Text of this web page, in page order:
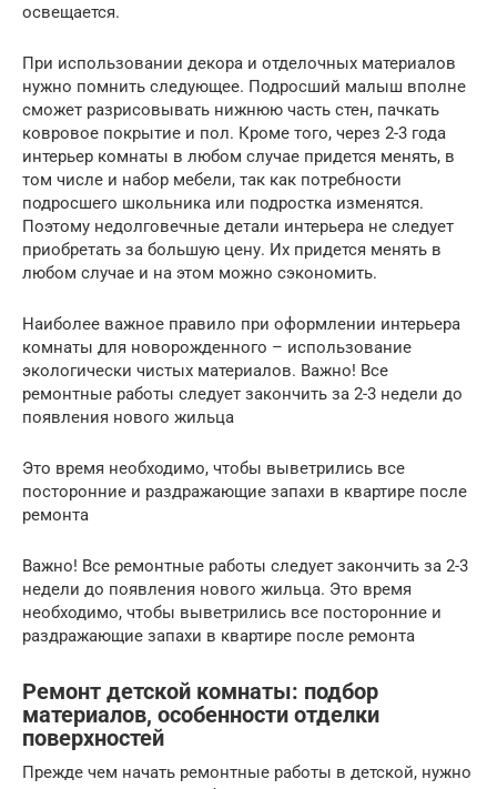
освещается.
При использовании декора и отделочных материалов
нужно помнить следующее. Подросший малыш вполне
сможет разрисовывать нижнюю часть стен, пачкать
ковровое покрытие и пол. Кроме того, через 2-3 года
интерьер комнаты в любом случае придется менять, в
том числе и набор мебели, так как потребности
подросшего школьника или подростка изменятся.
Поэтому недолговечные детали интерьера не следует
приобретать за большую цену. Их придется менять в
любом случае и на этом можно сэкономить.
Наиболее важное правило при оформлении интерьера
комнаты для новорожденного – использование
экологически чистых материалов. Важно! Все
ремонтные работы следует закончить за 2-3 недели до
появления нового жильца
Это время необходимо, чтобы выветрились все
посторонние и раздражающие запахи в квартире после
ремонта
Важно! Все ремонтные работы следует закончить за 2-3
недели до появления нового жильца. Это время
необходимо, чтобы выветрились все посторонние и
раздражающие запахи в квартире после ремонта
Ремонт детской комнаты: подбор
материалов, особенности отделки
поверхностей
Прежде чем начать ремонтные работы в детской, нужно